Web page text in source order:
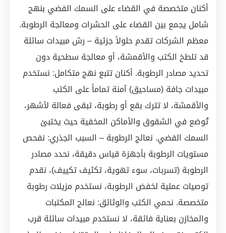
أكنان متخصصة في القضاء على السمك الفضي بنهج
شامل يجمع بين القضاء على الحشرات ومعالجة الرطوبة.
معظم الشركات تقدم حلولاً جزئية – رش مبيدات سائلة
قد تلطخ الكتب والأقمشة، أو معالجة سطحية دون
تحديد مصادر الرطوبة. أكنان تتبع نهج متكامل: نستخدم
مبيدات جافة (مساحيق) آمنة تماماً على الكتب
والأقمشة، لا تترك بقع أو رطوبة، تبقى فعالة لأشهر،
تُوضع في الشقوق والأماكن المخفية حيث يختبئ
السمك الفضي. نعالج الرطوبة – السبب الجذري: نفحص
مستويات الرطوبة بأجهزة قياس دقيقة، نحدد مصادر
الرطوبة (تسربات، سوء تهوية، تكثيف تكييف)، نقدم
توصيات عملية لخفض الرطوبة، نستخدم مزيلات رطوبة
متخصصة. نحمي الكتب والوثائق: نعالج المكتبات
والمخازن بعناية فائقة، لا نستخدم مبيدات سائلة قرب